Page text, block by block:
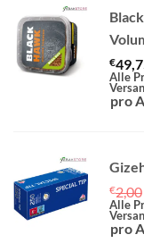
€
Alle
pro
€2,00
Alle
pro